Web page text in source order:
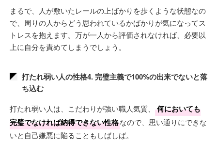
まるで、人が敷いたレールの上ばかりを歩くような状態なの
で、周りの人からどう思われているかばかりが気になってス
トレスを抱えます。万が一人から評価されなければ、必要以
上に自分を責めてしまうでしょう。
打たれ弱い人の性格4. 完璧主義で100%の出来でないと落
ち込む
打たれ弱い人は、こだわりが強い職人気質、
何においても
完璧でなければ納得できない性格なので、思い通りにできな
いと自己嫌悪に陥ることもしばしば。